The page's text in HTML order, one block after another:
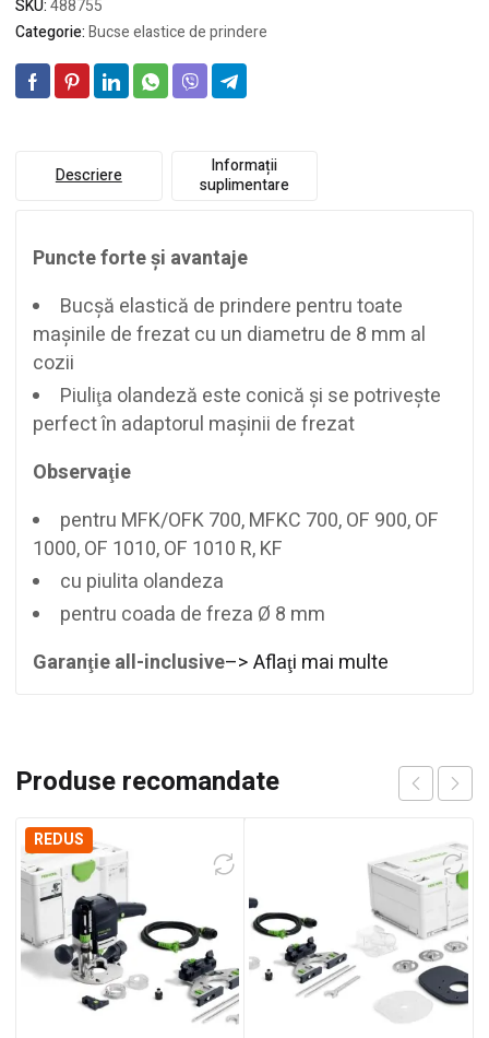
SKU:488755
Categorie:Bucse elastice de prindere
Descriere
Informații
suplimentare
Puncte forte şi avantaje
Bucşă elastică de prindere pentru toate
maşinile de frezat cu un diametru de 8 mm al
cozii
Piuliţa olandeză este conică şi se potriveşte
perfect în adaptorul maşinii de frezat
Observaţie
pentru MFK/OFK 700, MFKC 700, OF 900, OF
1000, OF 1010, OF 1010 R, KF
cu piulita olandeza
pentru coada de freza Ø 8 mm
Garanţie all-inclusive–> Aflaţi mai multe
Produse recomandate
REDUS